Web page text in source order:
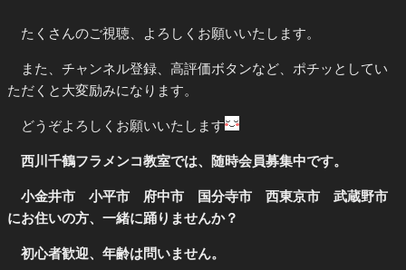
たくさんのご視聴、よろしくお願いいたします。
また、チャンネル登録、高評価ボタンなど、ポチッとしてい
ただくと大変励みになります。
どうぞよろしくお願いいたします
西川千鶴フラメンコ教室では、随時会員募集中です。
小金井市 小平市 府中市 国分寺市 西東京市 武蔵野市
にお住いの方、一緒に踊りませんか？
初心者歓迎、年齢は問いません。